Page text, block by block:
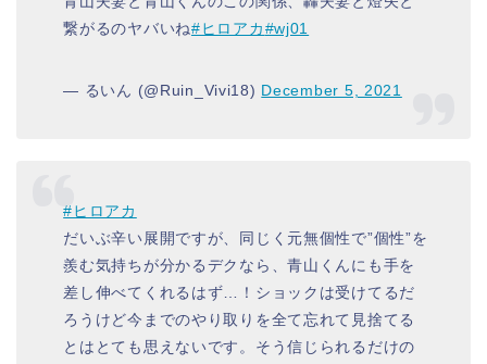
繋がるのヤバいね#ヒロアカ#wj01
— るいん (@Ruin_Vivi18) December 5, 2021
#ヒロアカ
だいぶ辛い展開ですが、同じく元無個性で”個性”を
羨む気持ちが分かるデクなら、青山くんにも手を
差し伸べてくれるはず…！ショックは受けてるだ
ろうけど今までのやり取りを全て忘れて見捨てる
とはとても思えないです。そう信じられるだけの